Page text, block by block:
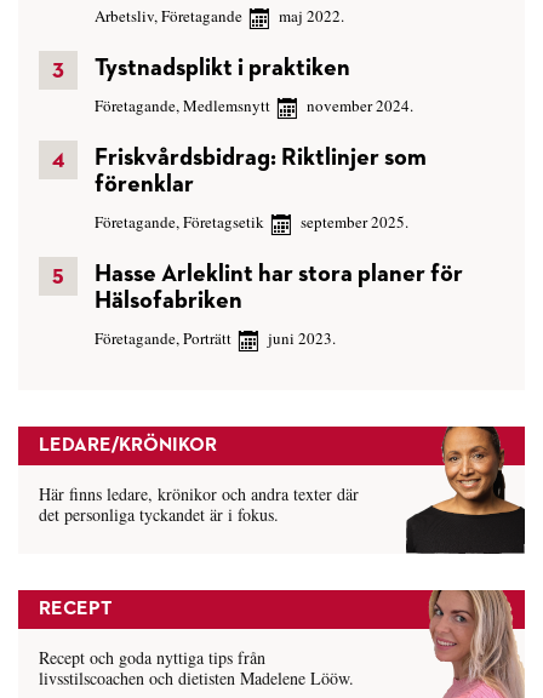
Arbetsliv,Företagande maj 2022.
Tystnadsplikt i praktiken
Företagande,Medlemsnytt november 2024.
Friskvårdsbidrag: Riktlinjer som
förenklar
Företagande,Företagsetik september 2025.
Hasse Arleklint har stora planer för
Hälsofabriken
Företagande,Porträtt juni 2023.
LEDARE/KRÖNIKOR
Här finns ledare, krönikor och andra texter där
det personliga tyckandet är i fokus.
RECEPT
Recept och goda nyttiga tips från
livsstilscoachen och dietisten Madelene Lööw.